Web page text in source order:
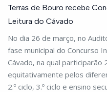
Terras de Bouro recebe
Leitura do Cávado
No dia 26 de março, no
fase municipal do Concurso
Cávado, na qual participarão
equitativamente pelos
2.º ciclo, 3.º ciclo e ensino